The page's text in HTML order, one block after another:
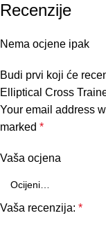
Recenzije
Nema ocjene ipak
Budi prvi koji će
Elliptical Cross
Your email address
marked *
Vaša ocjena
Vaša recenzija: *